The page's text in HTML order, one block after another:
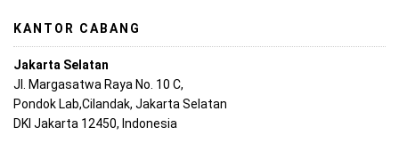
KANTOR CABANG
Jakarta Selatan
Jl. Margasatwa Raya No. 10 C,
Pondok Lab,Cilandak, Jakarta Selatan
DKI Jakarta 12450, Indonesia